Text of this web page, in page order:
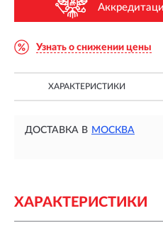
Узнать о снижении цены
ХАРАКТЕРИСТИКИ
ДОСТАВКА В МОСКВА
ХАРАКТЕРИСТИКИ